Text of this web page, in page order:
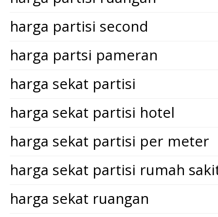
harga partisi second
harga partsi pameran
harga sekat partisi
harga sekat partisi hotel
harga sekat partisi per meter
harga sekat partisi rumah
harga sekat ruangan